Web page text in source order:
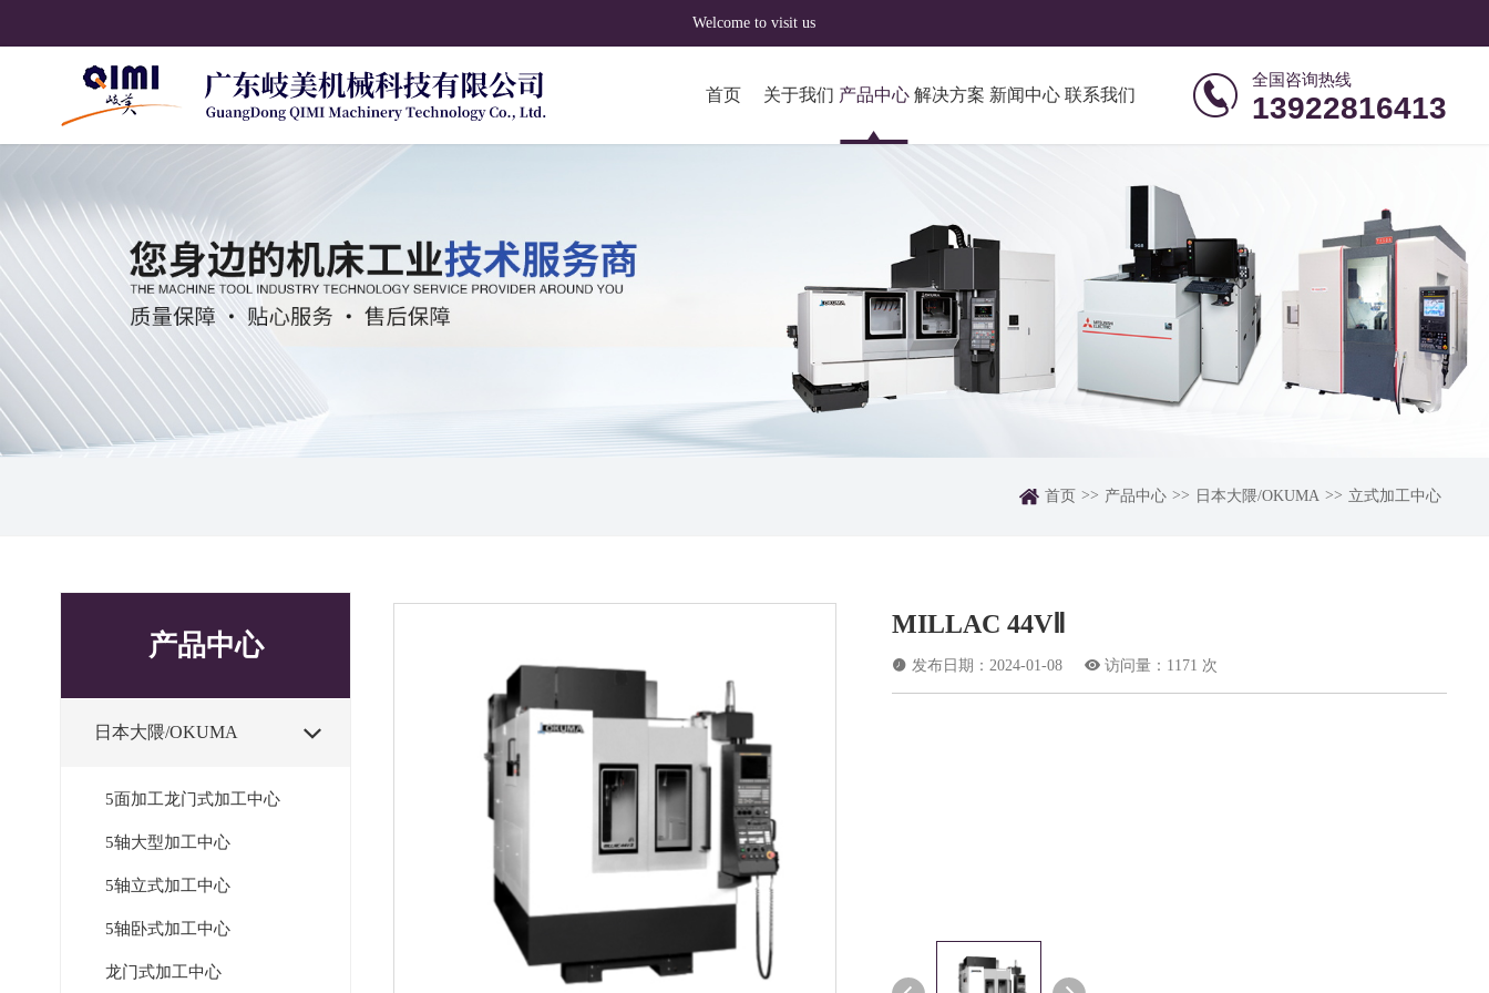
Welcome to visit us
首页 关于我们 产品中心 解决方案 新闻中心 联系我们  全国咨询热线
13922816413
 首页 >> 产品中心 >> 日本大隈/OKUMA >> 立式加工中心
产品中心
日本大隈/OKUMA 
5面加工龙门式加工中心
5轴大型加工中心
5轴立式加工中心
5轴卧式加工中心
龙门式加工中心
MILLAC 44VⅡ
 发布日期：2024-01-08 访问量：1171 次